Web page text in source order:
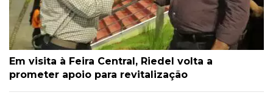
Em visita à Feira Central, Riedel volta a
prometer apoio para revitalização